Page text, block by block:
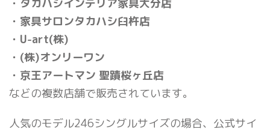
・タカハシインテリア家具大分店
・家具サロンタカハシ臼杵店
・U-art(株)
・(株)オンリーワン
・京王アートマン 聖蹟桜ヶ丘店
などの複数店舗で販売されています。
人気のモデル246シングルサイズの場合、公式サイ